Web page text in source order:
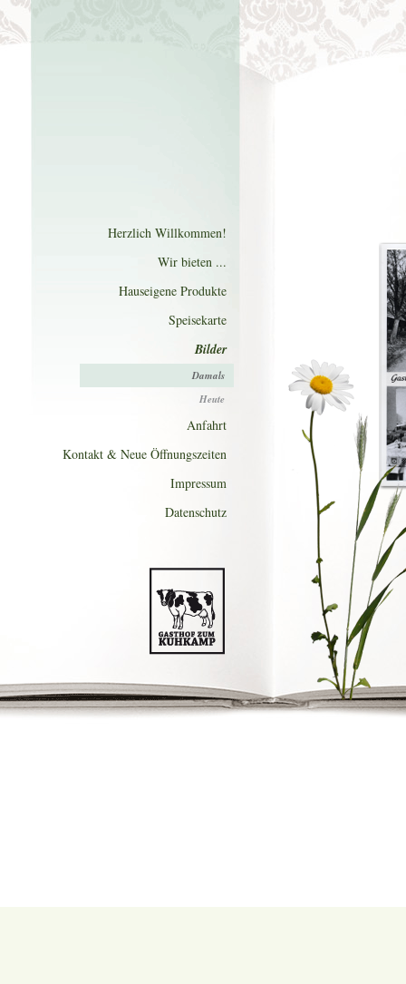
Herzlich Willkommen!
Wir bieten ...
Hauseigene Produkte
Speisekarte
Bilder
Damals
Heute
Anfahrt
Kontakt & Neue Öffnungszeiten
Impressum
Datenschutz